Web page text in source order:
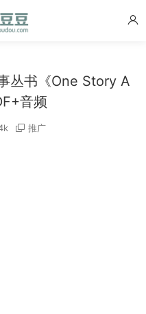
丛书《One Story A
音频
推广